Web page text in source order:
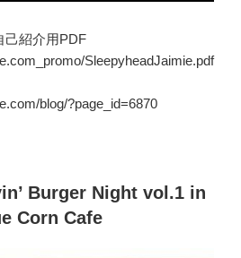
己紹介用PDF
SleepyheadJaimie.pdf
blog/?page_id=6870
Burger Night vol.1 in
Corn Cafe